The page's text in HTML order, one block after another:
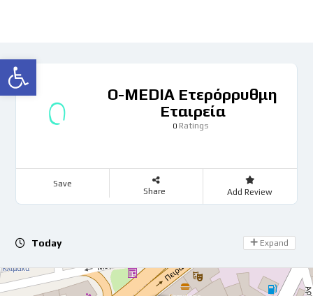
Ανοίξτε τη γραμμή εργαλείων
O-MEDIA Ετερόρρυθμη
Εταιρεία
0Ratings
Save
Share Add Review
Today Day Off
Expand